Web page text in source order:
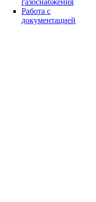
газоснабжения
Работа с
документацией